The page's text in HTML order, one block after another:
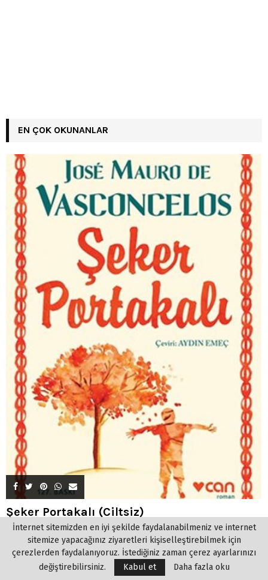
EN ÇOK OKUNANLAR
Şeker Portakalı (Ciltsiz)
06/06/2020 4
Şeker Portakalı José Mauro de Vasconcelos, 26 Şubat l920’de, Rio
de Janeiro yakınlarındaki...
İnternet sitemizden en iyi şekilde faydalanabilmeniz ve internet
sitemize yapacağınız ziyaretleri kişiselleştirebilmek için
çerezlerden faydalanıyoruz. İstediğiniz zaman çerez ayarlarınızı
değiştirebilirsiniz.
Kabul et Daha fazla oku